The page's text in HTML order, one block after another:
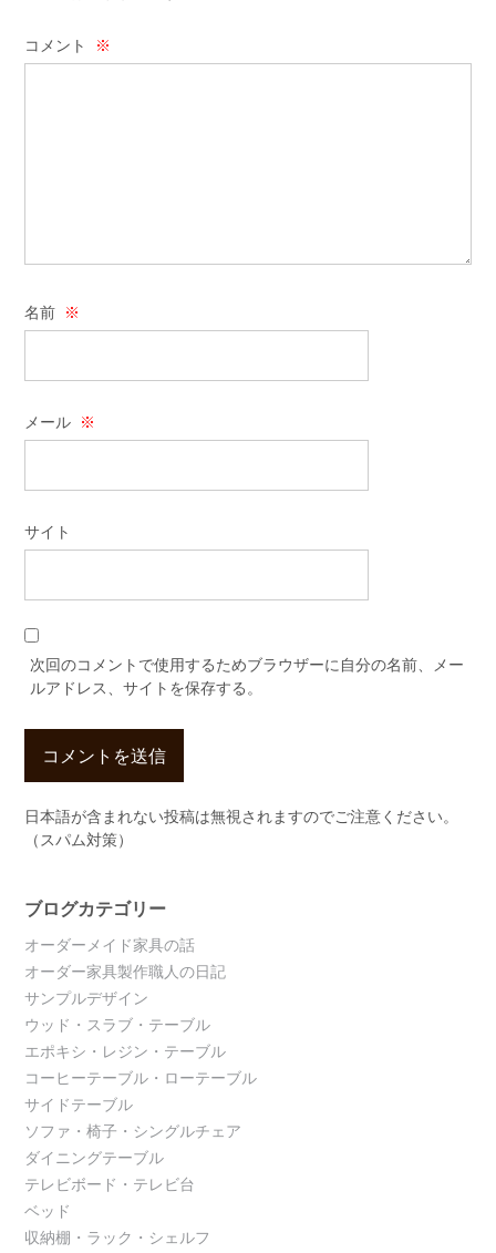
コメント ※
名前 ※
メール ※
サイト
次回のコメントで使用するためブラウザーに自分の名前、メー
ルアドレス、サイトを保存する。
日本語が含まれない投稿は無視されますのでご注意ください。
（スパム対策）
ブログカテゴリー
オーダーメイド家具の話
オーダー家具製作職人の日記
サンプルデザイン
ウッド・スラブ・テーブル
エポキシ・レジン・テーブル
コーヒーテーブル・ローテーブル
サイドテーブル
ソファ・椅子・シングルチェア
ダイニングテーブル
テレビボード・テレビ台
ベッド
収納棚・ラック・シェルフ